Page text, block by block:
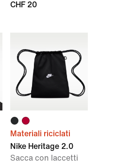
CHF 20
Materiali riciclati
Nike Heritage 2.0
Sacca con laccetti